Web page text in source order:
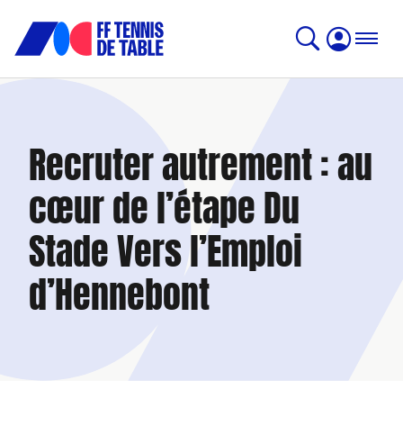
Recruter autrement : au
cœur de l’étape Du
Stade Vers l’Emploi
d’Hennebont